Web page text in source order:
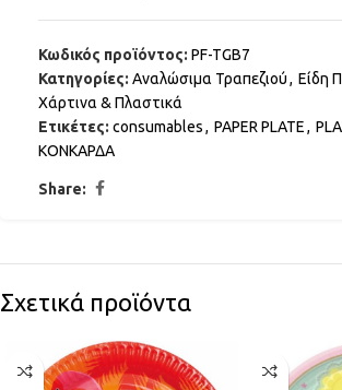
Κωδικός προϊόντος: PF-TGB7
Κατηγορίες: Αναλώσιμα Τραπεζιού, Είδη
Χάρτινα & Πλαστικά
Ετικέτες: consumables, PAPER PLATE,
ΚΟΝΚΑΡΔΑ
Share:
Σχετικά προϊόντα